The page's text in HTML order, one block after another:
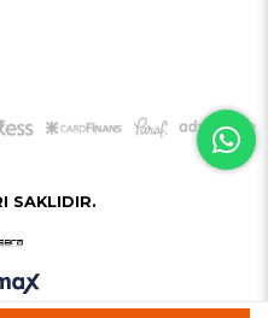
SAKLIDIR.